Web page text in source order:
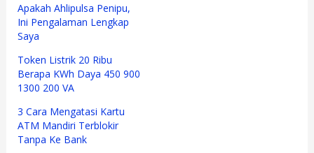
Apakah Ahlipulsa Penipu,
Ini Pengalaman Lengkap
Saya
Token Listrik 20 Ribu
Berapa KWh Daya 450 900
1300 200 VA
3 Cara Mengatasi Kartu
ATM Mandiri Terblokir
Tanpa Ke Bank